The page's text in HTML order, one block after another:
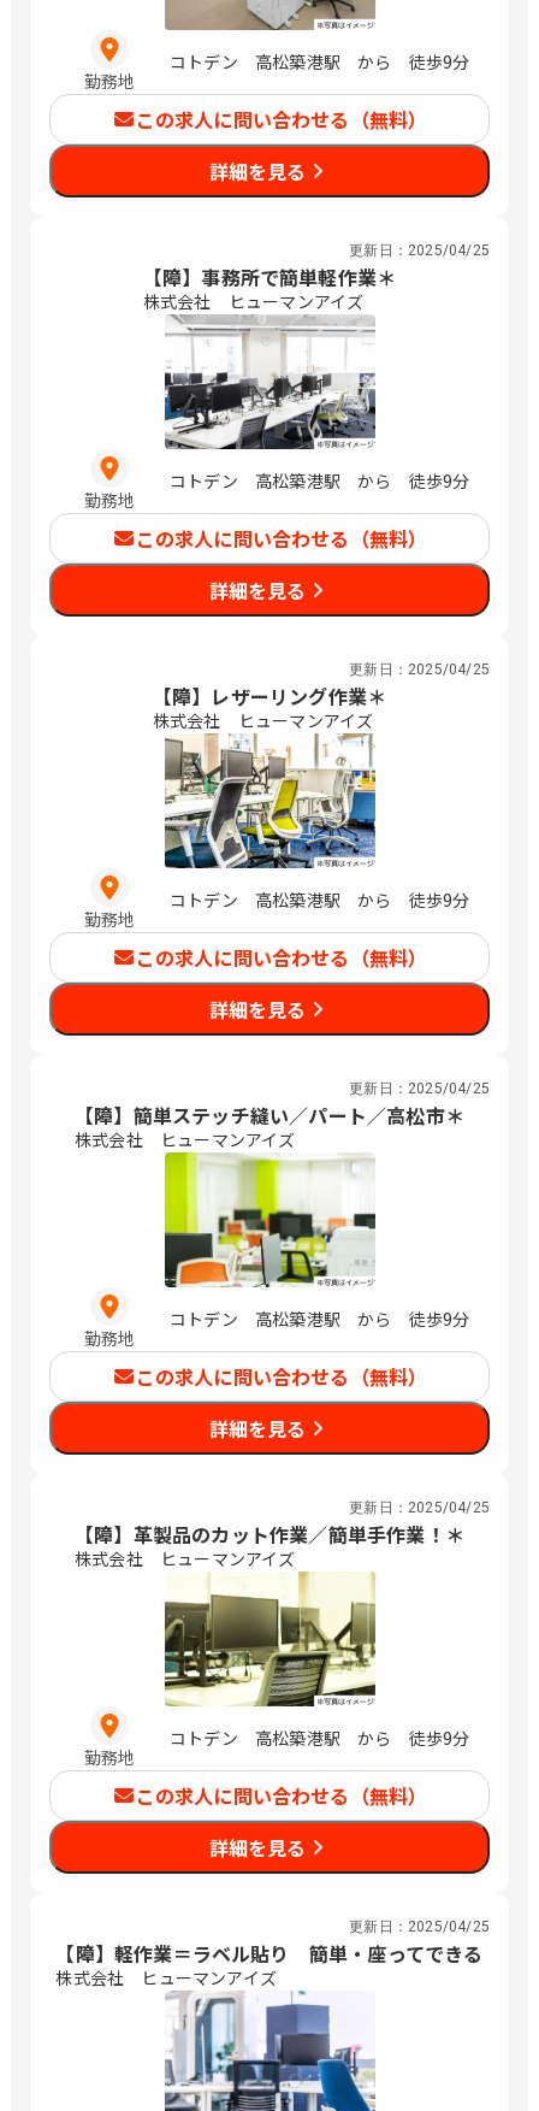
勤務地
コトデン 高松築港駅 から 徒歩9分
この求人に問い合わせる（無料）
詳細を見る
更新日： 2025/04/25
【障】事務所で簡単軽作業＊
株式会社 ヒューマンアイズ
勤務地
コトデン 高松築港駅 から 徒歩9分
この求人に問い合わせる（無料）
詳細を見る
更新日： 2025/04/25
【障】レザーリング作業＊
株式会社 ヒューマンアイズ
勤務地
コトデン 高松築港駅 から 徒歩9分
この求人に問い合わせる（無料）
詳細を見る
更新日： 2025/04/25
【障】簡単ステッチ縫い／パート／高松市＊
株式会社 ヒューマンアイズ
勤務地
コトデン 高松築港駅 から 徒歩9分
この求人に問い合わせる（無料）
詳細を見る
更新日： 2025/04/25
【障】革製品のカット作業／簡単手作業！＊
株式会社 ヒューマンアイズ
勤務地
コトデン 高松築港駅 から 徒歩9分
この求人に問い合わせる（無料）
詳細を見る
更新日： 2025/04/25
【障】軽作業＝ラベル貼り 簡単・座ってできる
株式会社 ヒューマンアイズ